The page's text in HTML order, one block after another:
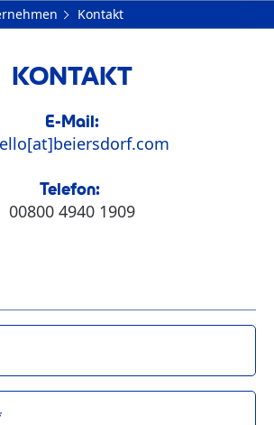
Kontakt
KONTAKT
E-Mail:
Telefon:
00800 4940 1909